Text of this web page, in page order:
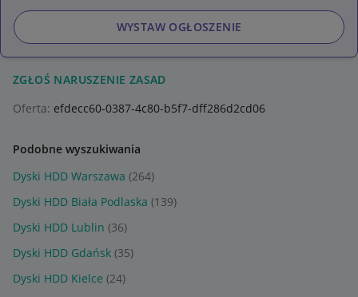
WYSTAW OGŁOSZENIE
ZGŁOŚ NARUSZENIE ZASAD
Oferta: efdecc60-0387-4c80-b5f7-dff286d2cd06
Podobne wyszukiwania
Dyski HDD Warszawa (264)
Dyski HDD Biała Podlaska (139)
Dyski HDD Lublin (36)
Dyski HDD Gdańsk (35)
Dyski HDD Kielce (24)